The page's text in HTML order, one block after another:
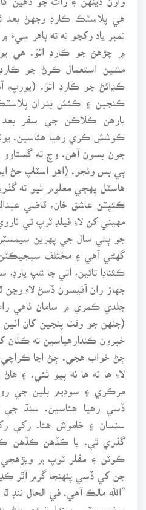
هي پلاسٽڪ ڪارڊ وجهڻ بعد
نمبر ياد رکجو نه ته ٻاهر
۾ چڙهڻ جو ڪارڊ اٿوَ. هي
مشين استعمال ڪرڻ جو
ڪڍائڻ جو ڪارڊ اٿوَ. (يورپ،
ڪنجين ۽ ڪئش بدران
يارهن ڪلاڪن جي سفر
ڪوشش ڪري رهيا هئاسين.
جون بسون آهن. وچ ته گستاوو
ٻي بس وٺجو. (اهو اسٽاپ ڄڻ
هاسٽل پهچي معلوم ٿيو ته
ڪئپٽن عاشق خان، قاضي
مهيني کن لاءِ فيلڊ ٽرپ تي
جو ٻئي سال جي پهرين
گهڻي آهي ۽ مختلف سبجيڪٽن
ڪئناڊا تائين، اتي جا شپ يارڊ،
جهاز ران آفيسون ڏسڻ لاءِ وڃن
جلدي ڪمري ۾ سامان ٺاهي
(جنهن جو وقت پنجين کان اٺين
خبرون ڪندارهياسين ته ڪٿان
ڄڻ خواب هجي. ڄڻ اڃا ڪراچيءَ
لاءِ ها نه ها نه پيو ٿئي. ۽
مرڪري ۽ سوڊيم بلين جي
ڏسي رهيا هئاسين. سنڌ جي
سنسان ۽ خاموش هئا. رکي
گذري ٿي. يا ڪڏهن ڪڏهن
ڪوٽن ۽ مفلر ٽوپ ۾ ويڙهجي
جن کي ڏسي پنهنجا گرم آٿر
”الله مالڪ آهي. في الحال ننڊ
يونيورسٽي ويندا تيئن